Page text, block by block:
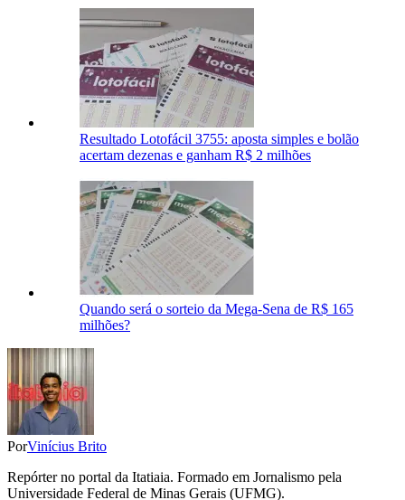
Resultado Lotofácil 3755: aposta simples e bolão
acertam dezenas e ganham R$ 2 milhões
Quando será o sorteio da Mega-Sena de R$ 165
milhões?
PorVinícius Brito
Repórter no portal da Itatiaia. Formado em Jornalismo pela
Universidade Federal de Minas Gerais (UFMG).